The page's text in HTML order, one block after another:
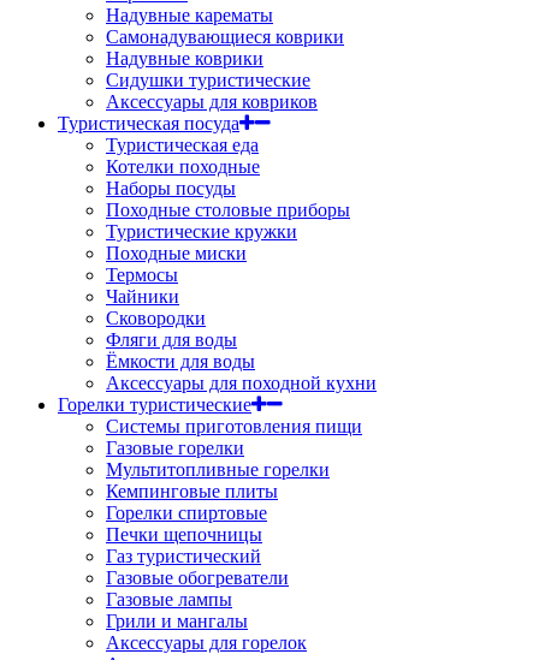
Надувные карематы
Самонадувающиеся коврики
Надувные коврики
Сидушки туристические
Аксессуары для ковриков
Туристическая посуда
Туристическая еда
Котелки походные
Наборы посуды
Походные столовые приборы
Туристические кружки
Походные миски
Термосы
Чайники
Сковородки
Фляги для воды
Ёмкости для воды
Аксессуары для походной кухни
Горелки туристические
Системы приготовления пищи
Газовые горелки
Мультитопливные горелки
Кемпинговые плиты
Горелки спиртовые
Печки щепочницы
Газ туристический
Газовые обогреватели
Газовые лампы
Грили и мангалы
Аксессуары для горелок